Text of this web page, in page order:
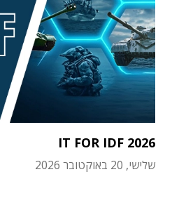
IT FOR IDF 2026
שלישי, 20 באוקטובר 2026